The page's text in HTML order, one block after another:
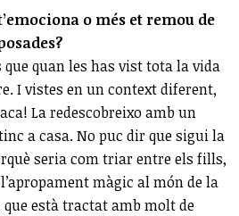
o més et remou de
que quan les has vist tota la vida
I vistes en un context diferent,
La redescobreixo amb un
a casa. No puc dir que sigui la
seria com triar entre els fills,
màgic al món de la
està tractat amb molt de